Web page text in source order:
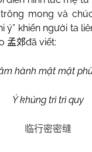
mong và
ý” khiến người ta
孟郊đã viết:
hành mật mật
Ý khủng trì trì quy
临行密密缝